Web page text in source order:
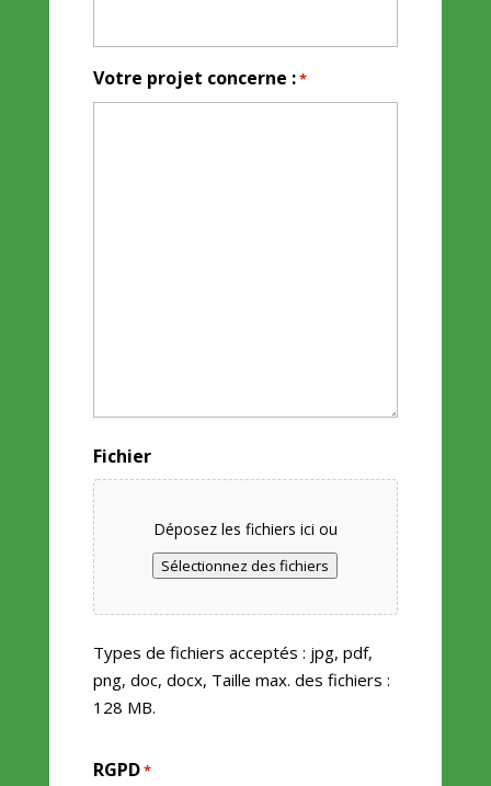
Votre projet concerne :*
Fichier
Déposez les fichiers ici ou
Sélectionnez des fichiers
Types de fichiers acceptés : jpg, pdf,
png, doc, docx, Taille max. des fichiers :
128 MB.
RGPD*